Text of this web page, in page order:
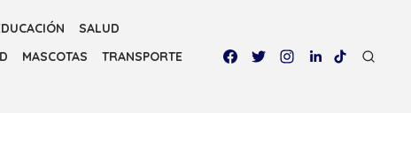
SALUD
MASCOTAS
TRANSPORTE